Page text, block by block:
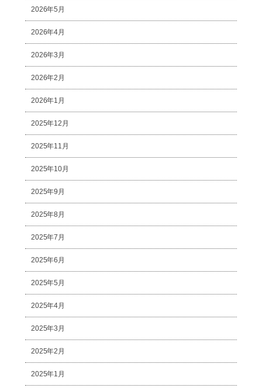
2026年5月
2026年4月
2026年3月
2026年2月
2026年1月
2025年12月
2025年11月
2025年10月
2025年9月
2025年8月
2025年7月
2025年6月
2025年5月
2025年4月
2025年3月
2025年2月
2025年1月